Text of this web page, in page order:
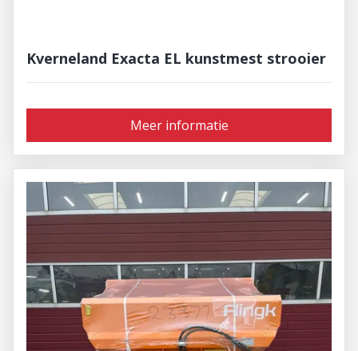
Kverneland Exacta EL kunstmest strooier
Meer informatie